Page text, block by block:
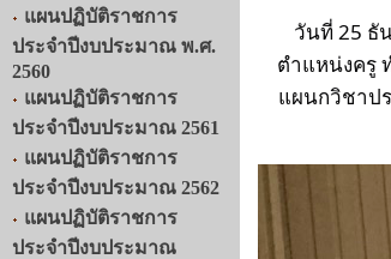
แผนปฏิบัติราชการ
ประจำปีงบประมาณ พ.ศ.
2560
แผนปฏิบัติราชการ
ประจำปีงบประมาณ 2561
แผนปฏิบัติราชการ
ประจำปีงบประมาณ 2562
แผนปฏิบัติราชการ
ประจำปีงบประมาณ
วันที่ 25 ธั
ตำแหน่งครู
แผนกวิชาป